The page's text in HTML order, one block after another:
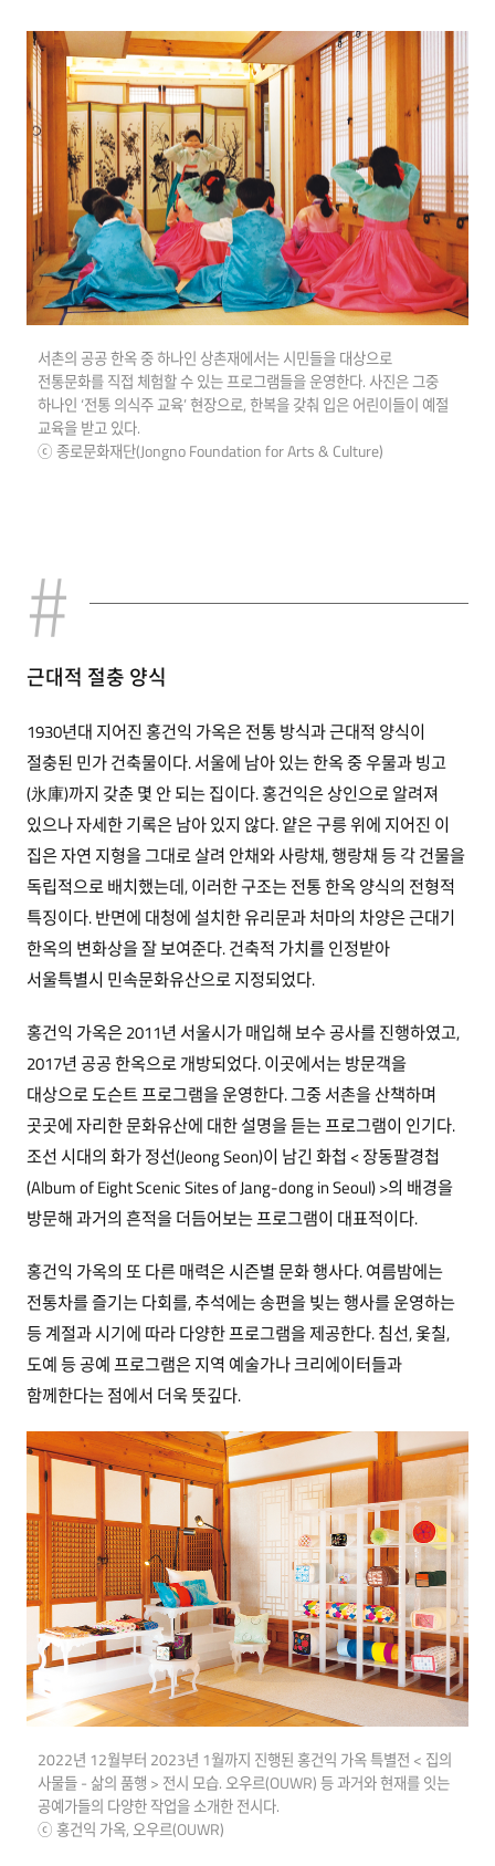
서촌의 공공 한옥 중 하나인 상촌재에서는 시민들을 대상으로
전통문화를 직접 체험할 수 있는 프로그램들을 운영한다. 사진은 그중
하나인 ‘전통 의식주 교육’ 현장으로, 한복을 갖춰 입은 어린이들이 예절
교육을 받고 있다.
ⓒ 종로문화재단(Jongno Foundation for Arts & Culture)
근대적 절충 양식
1930년대 지어진 홍건익 가옥은 전통 방식과 근대적 양식이
절충된 민가 건축물이다. 서울에 남아 있는 한옥 중 우물과 빙고
(氷庫)까지 갖춘 몇 안 되는 집이다. 홍건익은 상인으로 알려져
있으나 자세한 기록은 남아 있지 않다. 얕은 구릉 위에 지어진 이
집은 자연 지형을 그대로 살려 안채와 사랑채, 행랑채 등 각 건물을
독립적으로 배치했는데, 이러한 구조는 전통 한옥 양식의 전형적
특징이다. 반면에 대청에 설치한 유리문과 처마의 차양은 근대기
한옥의 변화상을 잘 보여준다. 건축적 가치를 인정받아
서울특별시 민속문화유산으로 지정되었다.
홍건익 가옥은 2011년 서울시가 매입해 보수 공사를 진행하였고,
2017년 공공 한옥으로 개방되었다. 이곳에서는 방문객을
대상으로 도슨트 프로그램을 운영한다. 그중 서촌을 산책하며
곳곳에 자리한 문화유산에 대한 설명을 듣는 프로그램이 인기다.
조선 시대의 화가 정선(Jeong Seon)이 남긴 화첩 < 장동팔경첩
(Album of Eight Scenic Sites of Jang-dong in Seoul) >의 배경을
방문해 과거의 흔적을 더듬어보는 프로그램이 대표적이다.
홍건익 가옥의 또 다른 매력은 시즌별 문화 행사다. 여름밤에는
전통차를 즐기는 다회를, 추석에는 송편을 빚는 행사를 운영하는
등 계절과 시기에 따라 다양한 프로그램을 제공한다. 침선, 옻칠,
도예 등 공예 프로그램은 지역 예술가나 크리에이터들과
함께한다는 점에서 더욱 뜻깊다.
2022년 12월부터 2023년 1월까지 진행된 홍건익 가옥 특별전 < 집의
사물들 - 삶의 품행 > 전시 모습. 오우르(OUWR) 등 과거와 현재를 잇는
공예가들의 다양한 작업을 소개한 전시다.
ⓒ 홍건익 가옥, 오우르(OUWR)